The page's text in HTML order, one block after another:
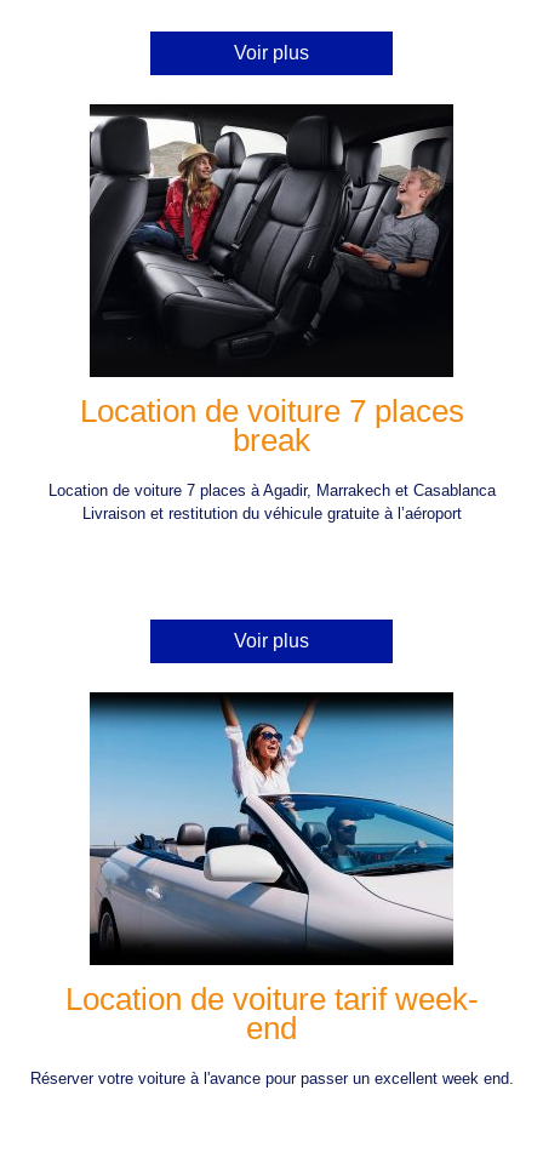
Voir plus
Location de voiture 7 places
break
Location de voiture 7 places à Agadir, Marrakech et Casablanca
Livraison et restitution du véhicule gratuite à l’aéroport
Voir plus
Location de voiture tarif week-
end
Réserver votre voiture à l'avance pour passer un excellent week end.